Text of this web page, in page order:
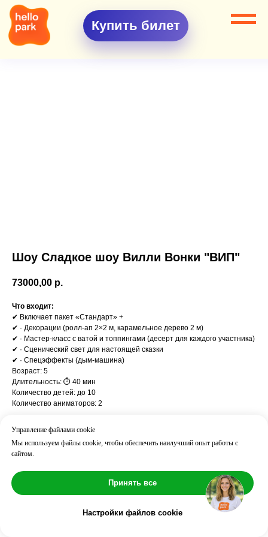
Купить билет
Шоу Сладкое шоу Вилли Вонки "ВИП"
73000,00 р.
Что входит:
✔ Включает пакет «Стандарт» +
✔ · Декорации (ролл-ап 2×2 м, карамельное дерево 2 м)
✔ · Мастер-класс с ватой и топпингами (десерт для каждого участника)
✔ · Сценический свет для настоящей сказки
✔ · Спецэффекты (дым-машина)
Возраст: 5
Длительность: ⏱ 40 мин
Количество детей: до 10
Количество аниматоров: 2
Управление файлами cookie
Мы используем файлы cookie, чтобы обеспечить наилучший опыт работы с
сайтом.
Принять все
Настройки файлов cookie